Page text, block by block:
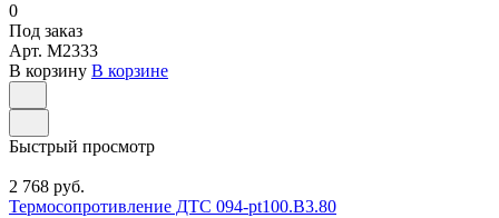
0
Под заказ
Арт. M2333
В корзину В корзине
Быстрый просмотр
2 768 руб.
Термосопротивление ДТС 094-pt100.В3.80